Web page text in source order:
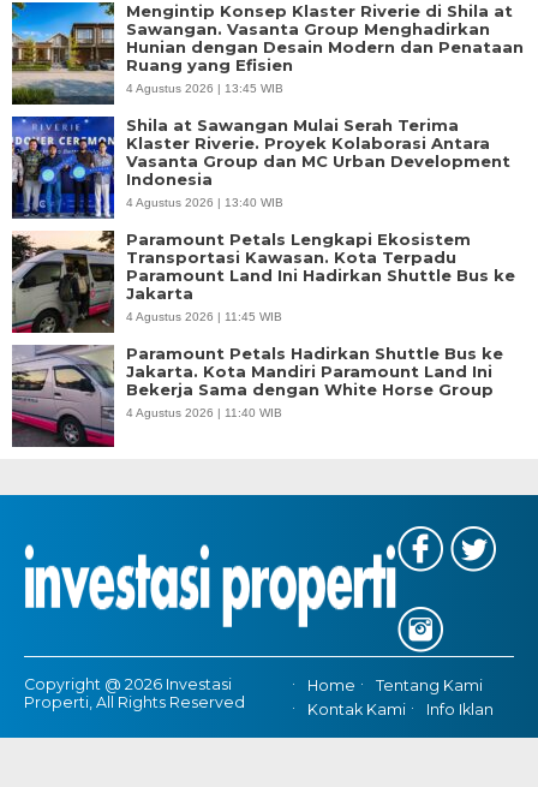
Mengintip Konsep Klaster Riverie di Shila at
Sawangan. Vasanta Group Menghadirkan
Hunian dengan Desain Modern dan Penataan
Ruang yang Efisien
4 Agustus 2026 | 13:45 WIB
Shila at Sawangan Mulai Serah Terima
Klaster Riverie. Proyek Kolaborasi Antara
Vasanta Group dan MC Urban Development
Indonesia
4 Agustus 2026 | 13:40 WIB
Paramount Petals Lengkapi Ekosistem
Transportasi Kawasan. Kota Terpadu
Paramount Land Ini Hadirkan Shuttle Bus ke
Jakarta
4 Agustus 2026 | 11:45 WIB
Paramount Petals Hadirkan Shuttle Bus ke
Jakarta. Kota Mandiri Paramount Land Ini
Bekerja Sama dengan White Horse Group
4 Agustus 2026 | 11:40 WIB
Copyright @ 2026 Investasi
Properti, All Rights Reserved
Home
Tentang Kami
Kontak Kami
Info Iklan